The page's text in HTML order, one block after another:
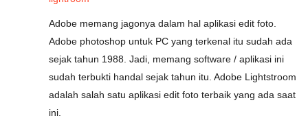
Adobe memang jagonya dalam hal aplikasi edit foto.
Adobe photoshop untuk PC yang terkenal itu sudah ada
sejak tahun 1988. Jadi, memang software / aplikasi ini
sudah terbukti handal sejak tahun itu. Adobe Lightstroom
adalah salah satu aplikasi edit foto terbaik yang ada saat
ini.